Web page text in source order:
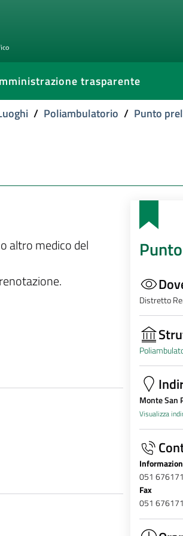
trasparente
/ Poliambulatorio / Punto
altro medico del
Distretto
Monte San
Visualizza
051
Fax
051